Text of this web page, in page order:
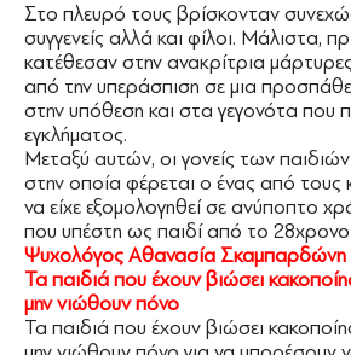
Στο πλευρό τους βρίσκονταν
συγγενείς αλλά και φίλοι. Μάλιστα,
κατέθεσαν στην ανακρίτρια
από την υπεράσπιση σε μια
στην υπόθεση και στα γεγονότα που
εγκλήματος.
Μεταξύ αυτών, οι γονείς των παιδιών
στην οποία φέρεται ο ένας από τους
να είχε εξομολογηθεί σε ανύποπτο
που υπέστη ως παιδί από το
Ψυχολόγος Αθανασία Σκαμπαρδώνη
Τα παιδιά που έχουν βιώσει
μην νιώθουν πόνο
Τα παιδιά που έχουν βιώσει